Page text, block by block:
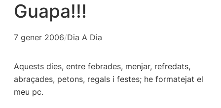
Guapa!!!
7 gener 2006/Dia A Dia
Aquests dies, entre febrades, menjar, refredats,
abraçades, petons, regals i festes; he formatejat el
meu pc.